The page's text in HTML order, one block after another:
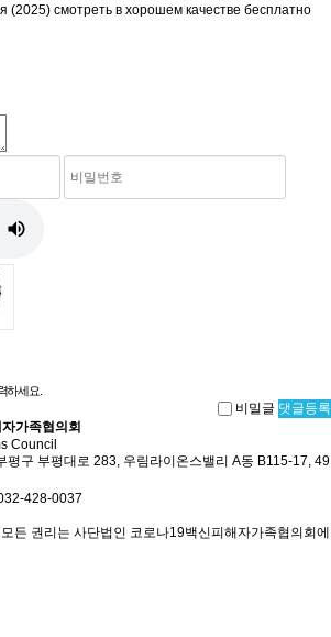
(2025) смотреть в хорошем качестве бесплатно
하세요.
비밀글 댓글등록
가족협의회
Council
평구 부평대로 283, 우림라이온스밸리 A동 B115-17, 49
428-0037
든 권리는 사단법인 코로나19백신피해자가족협의회에